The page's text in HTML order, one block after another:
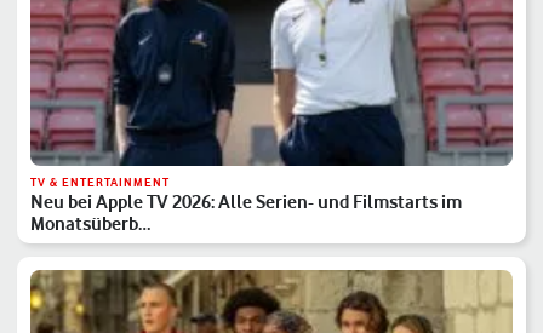
TV & ENTERTAINMENT
Neu bei Apple TV 2026: Alle Serien- und Filmstarts im
Monatsüberb…